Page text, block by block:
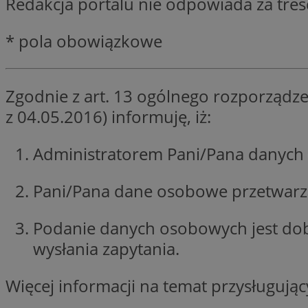
* pola obowiązkowe
Zgodnie z art. 13 ogólnego
z 04.05.2016) informuję, iż:
Administratorem Pani/Pana
Pani/Pana dane osobowe
Podanie danych osobowych jest
wysłania zapytania.
Więcej informacji na temat
SessID
__cf_bm